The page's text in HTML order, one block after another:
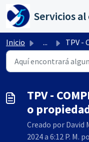
Saltar al contenido
Inicio ... TPV -
TPV -
o
Creado por David
2024 a 6:12 P. M.